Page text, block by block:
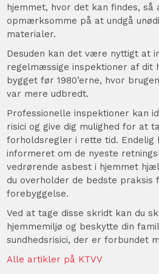
hjemmet, hvor det kan findes,
opmærksomme på at undgå
materialer.
Desuden kan det være nyttigt at
regelmæssige inspektioner af dit
bygget før 1980’erne, hvor
var mere udbredt.
Professionelle inspektioner kan
risici og give dig mulighed for at
forholdsregler i rette tid. Endelig
informeret om de nyeste
vedrørende asbest i hjemmet
du overholder de bedste praksis
forebyggelse.
Ved at tage disse skridt kan du
hjemmemiljø og beskytte din
sundhedsrisici, der er forbundet
Alle artikler på KTVV